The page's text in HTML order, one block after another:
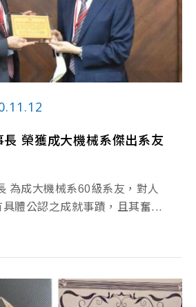
榮獲成大機械系傑出系友
為成大機械系60級系友，對人
體公認之成就事蹟，且其奮...